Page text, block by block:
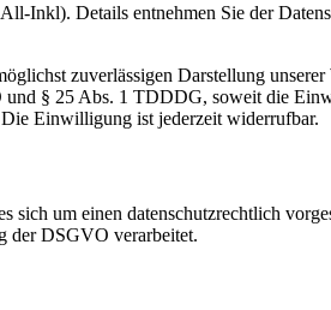
Inkl). Details entnehmen Sie der
zuverlässigen Darstellung unserer
§ 25 Abs. 1 TDDDG, soweit die
Einwilligung ist jederzeit widerrufbar.
um einen datenschutzrechtlich
der DSGVO verarbeitet.